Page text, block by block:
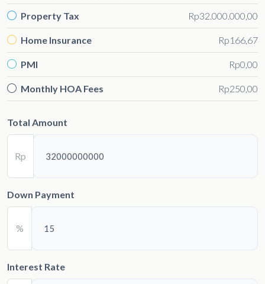
Property Tax Rp32.000.000,00
Home Insurance Rp166,67
PMI Rp0,00
Monthly HOA Fees Rp250,00
Total Amount
Rp
Down Payment
%
Interest Rate